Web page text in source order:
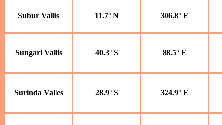
Subur Vallis 11.7° N 306.8° E
Sungari Vallis 40.3° S 88.5° E
Surinda Valles 28.9° S 324.9° E